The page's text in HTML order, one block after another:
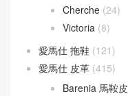
Cherche (24)
Victoria (8)
愛馬仕 拖鞋 (121)
愛馬仕 皮革 (415)
Barenia 馬鞍皮